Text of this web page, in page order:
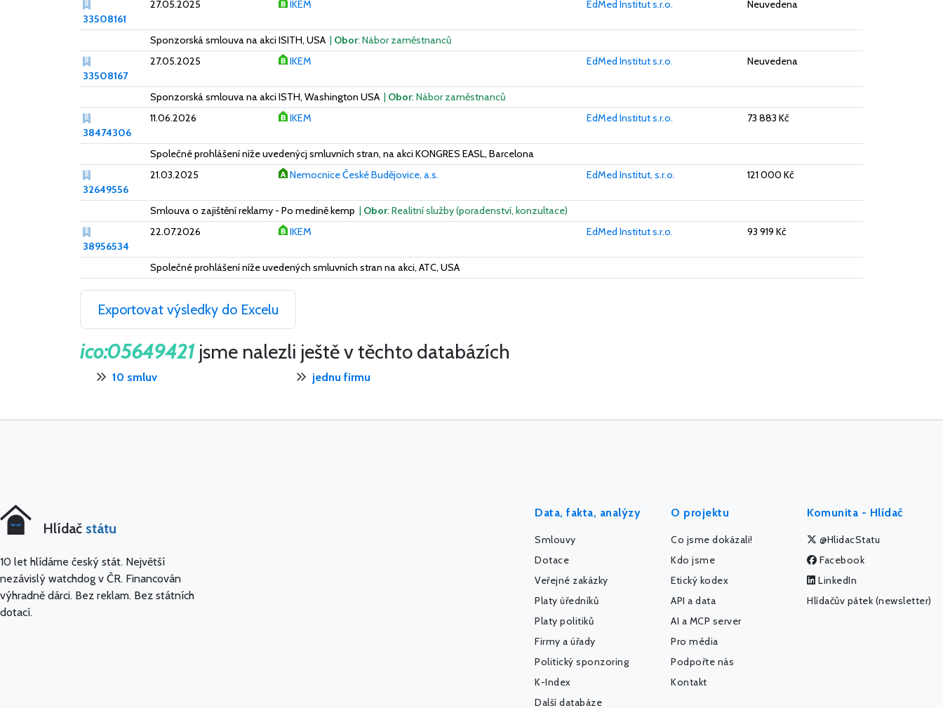
33508161
27.05.2025 IKEM EdMed Institut s.r.o. Neuvedena
Sponzorská smlouva na akci ISITH, USA | Obor: Nábor zaměstnanců
33508167
27.05.2025 IKEM EdMed Institut s.r.o. Neuvedena
Sponzorská smlouva na akci ISTH, Washington USA | Obor: Nábor zaměstnanců
38474306
11.06.2026 IKEM EdMed Institut s.r.o. 73 883 Kč
Společné prohlášení níže uvedenýcj smluvních stran, na akci KONGRES EASL, Barcelona
32649556
21.03.2025 Nemocnice České Budějovice, a.s. EdMed Institut, s.r.o. 121 000 Kč
Smlouva o zajištění reklamy - Po medině kemp | Obor: Realitní služby (poradenství, konzultace)
38956534
22.07.2026 IKEM EdMed Institut s.r.o. 93 919 Kč
Společné prohlášení níže uvedených smluvních stran na akci, ATC, USA
Exportovat výsledky do Excelu
ico:05649421 jsme nalezli ještě v těchto databázích
10 smluv jednu firmu
Hlídač státu
10 let hlídáme český stát. Největší
nezávislý watchdog v ČR. Financován
výhradně dárci. Bez reklam. Bez státních
dotací.
Data, fakta, analýzy
Smlouvy
Dotace
Veřejné zakázky
Platy úředníků
Platy politiků
Firmy a úřady
Politický sponzoring
K-Index
Další databáze
O projektu
Co jsme dokázali!
Kdo jsme
Etický kodex
API a data
AI a MCP server
Pro média
Podpořte nás
Kontakt
Komunita - Hlídač
@HlidacStatu
Facebook
LinkedIn
Hlídačův pátek (newsletter)